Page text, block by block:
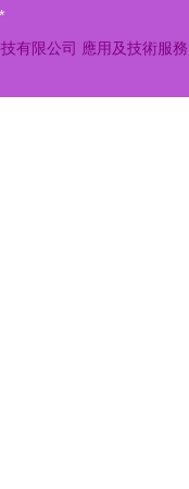
有限公司 應用及技術服務